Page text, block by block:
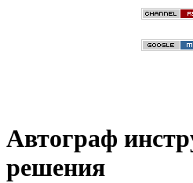
Автограф
решения